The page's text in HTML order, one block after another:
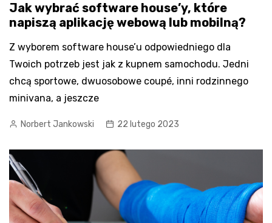
Jak wybrać software house’y, które
napiszą aplikację webową lub mobilną?
Z wyborem software house’u odpowiedniego dla
Twoich potrzeb jest jak z kupnem samochodu. Jedni
chcą sportowe, dwuosobowe coupé, inni rodzinnego
minivana, a jeszcze
Norbert Jankowski 22 lutego 2023